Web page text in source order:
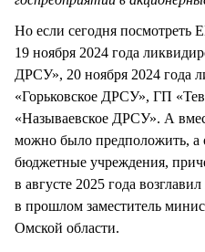
Но если сегодня посмотреть
19 ноября 2024 года
ДРСУ», 20 ноября 2024 года
«Горьковское ДРСУ», ГП
«Называевское ДРСУ». А
можно было предположить,
бюджетные учреждения,
в августе 2025 года возглавил
в прошлом заместитель
Омской области.